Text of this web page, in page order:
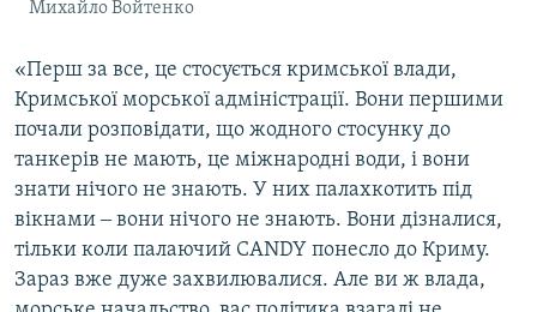
Михайло Войтенко
«Перш за все, це стосується кримської влади,
Кримської морської адміністрації. Вони першими
почали розповідати, що жодного стосунку до
танкерів не мають, це міжнародні води, і вони
знати нічого не знають. У них палахкотить під
вікнами ‒ вони нічого не знають. Вони дізналися,
тільки коли палаючий CANDY понесло до Криму.
Зараз вже дуже захвилювалися. Але ви ж влада,